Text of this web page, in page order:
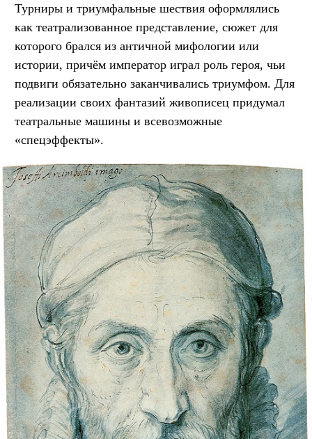
Турниры и триумфальные шествия оформлялись
как театрализованное представление, сюжет для
которого брался из античной мифологии или
истории, причём император играл роль героя, чьи
подвиги обязательно заканчивались триумфом. Для
реализации своих фантазий живописец придумал
театральные машины и всевозможные
«спецэффекты».